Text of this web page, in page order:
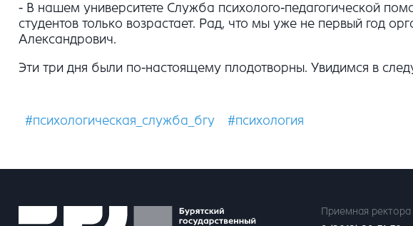
- В нашем университете Служба психолого-педагогической
студентов только возрастает. Рад, что мы уже не первый год
Александрович.
Эти три дня были по-настоящему плодотворны. Увидимся в
#психологическая_служба_бгу #психология
Приемная ректора